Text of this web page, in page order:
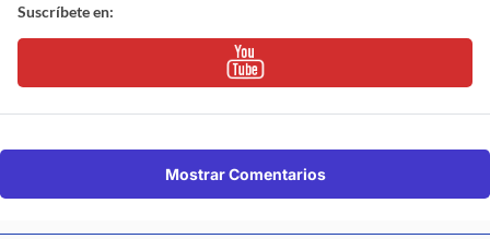
Suscríbete en:
Mostrar Comentarios